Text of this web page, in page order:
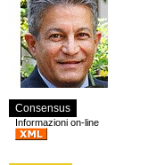
Consensus
Informazioni on-line